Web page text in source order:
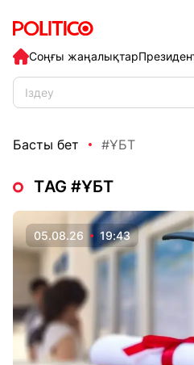
Соңғы жаңалықтар
Басты бет #ҰБТ
ТAG #ҰБТ
05.08.26 19:43